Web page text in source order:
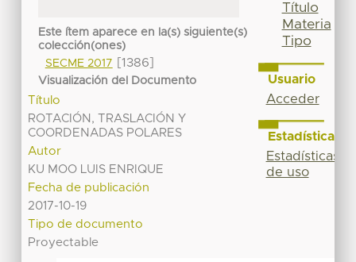
Este ítem aparece en la(s) siguiente(s)
colección(ones)
SECME 2017
[1386]
Visualización del Documento
Título
ROTACIÓN, TRASLACIÓN Y
COORDENADAS POLARES
Autor
KU MOO LUIS ENRIQUE
Fecha de publicación
2017-10-19
Tipo de documento
Proyectable
Título
Materia
Tipo
Usuario
Acceder
Estadísticas
Estadísticas
de uso